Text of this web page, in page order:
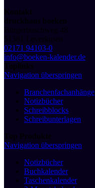
Kontakt
druckhaus boeken
Bürgerbuschweg 48
51381 Leverkusen
02171 94103-0
info@boeken-kalender.de
Toplinks
Navigation überspringen
Branchenfachanhänge
Notizbücher
Schreibblocks
Schreibunterlagen
Top Produkte
Navigation überspringen
Notizbücher
Buchkalender
Taschenkalender